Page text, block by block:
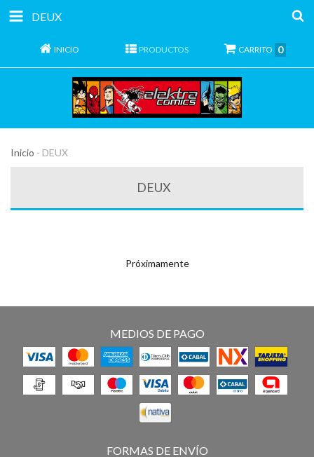
DEUX
INICIO PRODUCTOS CARRITO 0
Inicio - DEUX
DEUX
Próximamente
MEDIOS DE PAGO
FORMAS DE ENVÍO